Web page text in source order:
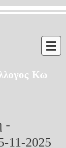
Κω
-
11-2025